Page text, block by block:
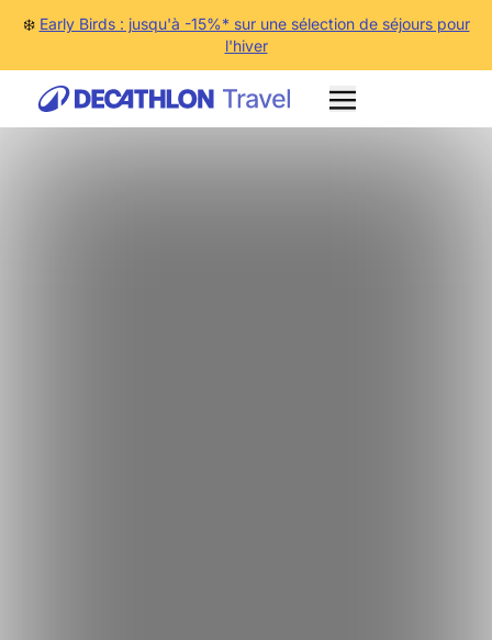
❄️ Early Birds : jusqu'à -15%* sur une sélection de séjours pour
l'hiver